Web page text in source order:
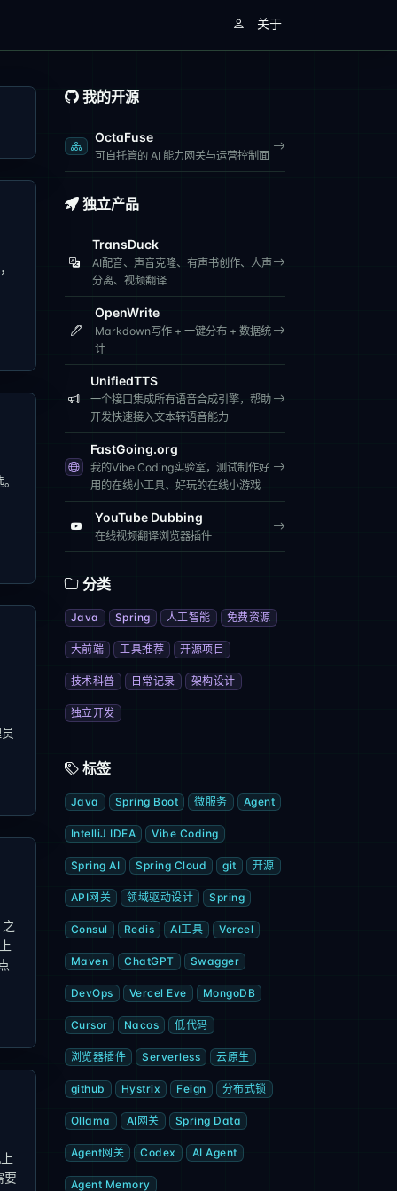
关于
要
我的开源
OctaFuse
可自托管的 AI 能力网关与运营控制面
独立产品
TransDuck
AI配音、声音克隆、有声书创作、人声
分离、视频翻译
OpenWrite
Markdown写作 + 一键分布 + 数据统
计
UnifiedTTS
一个接口集成所有语音合成引擎，帮助
开发快速接入文本转语音能力
FastGoing.org
我的Vibe Coding实验室，测试制作好
用的在线小工具、好玩的在线小游戏
YouTube Dubbing
在线视频翻译浏览器插件
分类
Java Spring 人工智能 免费资源
大前端 工具推荐 开源项目
技术科普 日常记录 架构设计
独立开发
标签
Java Spring Boot 微服务 Agent
IntelliJ IDEA Vibe Coding
Spring AI Spring Cloud git 开源
API网关 领域驱动设计 Spring
Consul Redis AI工具 Vercel
Maven ChatGPT Swagger
DevOps Vercel Eve MongoDB
Cursor Nacos 低代码
浏览器插件 Serverless 云原生
github Hystrix Feign 分布式锁
Ollama AI网关 Spring Data
Agent网关 Codex AI Agent
Agent Memory